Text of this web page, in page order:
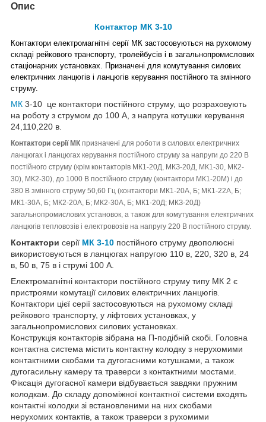
Опис
Контактор МК 3-10
Контактори електромагнітні серії МК застосовуються на рухомому
складі рейкового транспорту, тролейбусів і в загальнопромислових
стаціонарних установках. Призначені для комутування силових
електричних ланцюгів і ланцюгів керування постійного та змінного
струму.
МК 3-10 це контактори постійного струму, що розраховують
на роботу з струмом до 100 А, з напруга котушки керування
24,110,220 в.
Контактори серії МК призначені для роботи в силових електричних
ланцюгах і ланцюгах керування постійного струму за напруги до 220 В
постійного струму (крім контакторів МК1-20Д, МКЗ-20Д, МК1-30, МК2-
30), МК2-30), до 1000 В постійного струму (контактори МК1-20М) і до
380 В змінного струму 50,60 Гц (контактори МК1-20А, Б; МК1-22А, Б;
МК1-30А, Б; МК2-20А, Б; МК2-30А, Б; МК1-20Д; МКЗ-20Д)
загальнопромислових установок, а також для комутування електричних
ланцюгів тепловозів і електровозів на напругу 220 В постійного струму.
Контактори серії МК 3-10 постійного струму двополюсні
використовуються в ланцюгах напругою 110 в, 220, 320 в, 24
в, 50 в, 75 в і струмі 100 А.
Електромагнітні контактори постійного струму типу МК 2 є
пристроями комутації силових електричних ланцюгів.
Контактори цієї серії застосовуються на рухомому складі
рейкового транспорту, у ліфтових установках, у
загальнопромислових силових установках.
Конструкція контакторів зібрана на П-подібній скобі. Головна
контактна система містить контактну колодку з нерухомими
контактними скобами та дугогасними котушками, а також
дугогасильну камеру та траверси з контактними мостами.
Фіксація дугогасної камери відбувається завдяки пружним
колодкам. До складу допоміжної контактної системи входять
контактні колодки зі встановленими на них скобами
нерухомих контактів, а також траверси з рухомими